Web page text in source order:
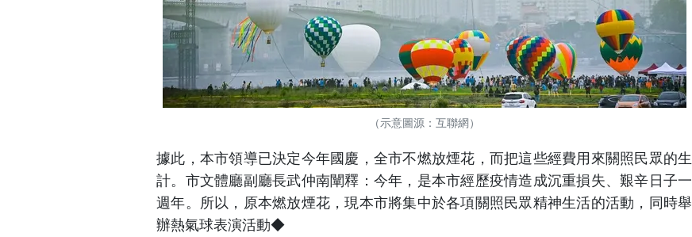
（示意圖源：互聯網）
據此，本市領導已決定今年國慶，全市不燃放煙花，而把這些經費用來關照民眾的生
計。市文體廳副廳長武仲南闡釋：今年，是本市經歷疫情造成沉重損失、艱辛日子一
週年。所以，原本燃放煙花，現本市將集中於各項關照民眾精神生活的活動，同時舉
辦熱氣球表演活動◆